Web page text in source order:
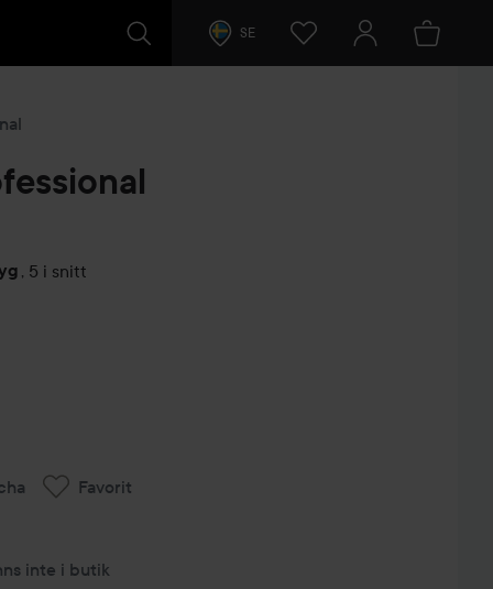
SE
, 5 i snitt
Favorit
inte i butik